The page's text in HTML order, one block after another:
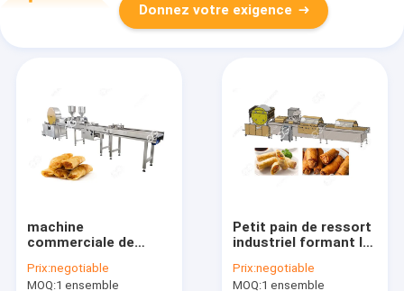
Donnez votre exigence
machine
commerciale de
des prix de fabricant
Prix:negotiable
MOQ:1 ensemble
Petit pain de ressort
industriel formant le
faisant le fabricant
Prix:negotiable
MOQ:1 ensemble